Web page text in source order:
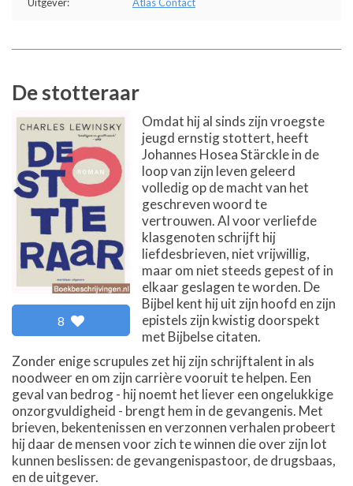
De stotteraar
8
Omdat hij al sinds zijn vroegste
jeugd ernstig stottert, heeft
Johannes Hosea Stärckle in de
loop van zijn leven geleerd
volledig op de macht van het
geschreven woord te
vertrouwen. Al voor verliefde
klasgenoten schrijft hij
liefdesbrieven, niet vrijwillig,
maar om niet steeds gepest of in
elkaar geslagen te worden. De
Bijbel kent hij uit zijn hoofd en zijn
epistels zijn kwistig doorspekt
met Bijbelse citaten.
Zonder enige scrupules zet hij zijn schrijftalent in als
noodweer en om zijn carrière vooruit te helpen. Een
geval van bedrog - hij noemt het liever een ongelukkige
onzorgvuldigheid - brengt hem in de gevangenis. Met
brieven, bekentenissen en verzonnen verhalen probeert
hij daar de mensen voor zich te winnen die over zijn lot
kunnen beslissen: de gevangenispastoor, de drugsbaas,
en de uitgever.